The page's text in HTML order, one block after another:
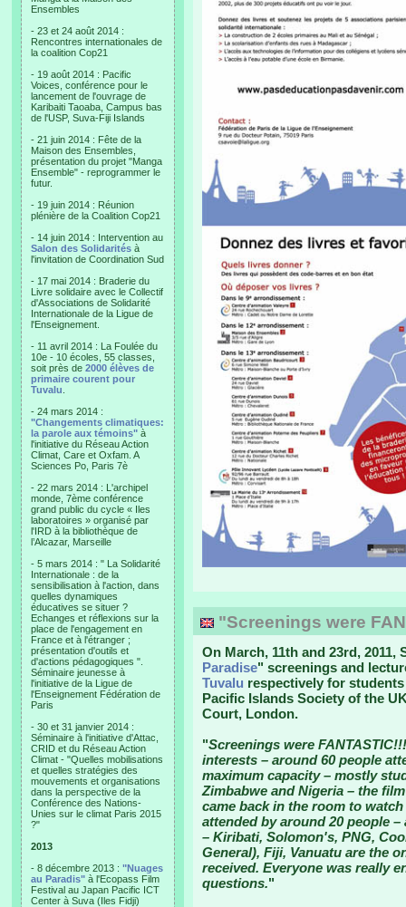
Ensembles
- 23 et 24 août 2014 :
Rencontres internationales de
la coalition Cop21
- 19 août 2014 : Pacific
Voices, conférence pour le
lancement de l'ouvrage de
Karibaiti Taoaba, Campus bas
de l'USP, Suva-Fiji Islands
- 21 juin 2014 : Fête de la
Maison des Ensembles,
présentation du projet "Manga
Ensemble" - reprogrammer le
futur.
- 19 juin 2014 : Réunion
plénière de la Coalition Cop21
- 14 juin 2014 : Intervention au
Salon des Solidarités à
l'invitation de Coordination Sud
- 17 mai 2014 : Braderie du
Livre solidaire avec le Collectif
d'Associations de Solidarité
Internationale de la Ligue de
l'Enseignement.
- 11 avril 2014 : La Foulée du
10e - 10 écoles, 55 classes,
soit près de 2000 élèves de
primaire courent pour
Tuvalu
- 24 mars 2014 :
"Changements climatiques:
la parole aux témoins" à
l'initiative du Réseau Action
Climat, Care et Oxfam. A
Sciences Po, Paris 7è
- 22 mars 2014 : L'archipel
monde, 7ème conférence
grand public du cycle « Iles
laboratoires » organisé par
l'IRD à la bibliothèque de
l’Alcazar, Marseille
- 5 mars 2014 : " La Solidarité
Internationale : de la
sensibilisation à l'action, dans
quelles dynamiques
éducatives se situer ?
Echanges et réflexions sur la
place de l'engagement en
France et à l'étranger ;
présentation d'outils et
d'actions pédagogiques ".
Séminaire jeunesse à
l'initiative de la Ligue de
l'Enseignement Fédération de
Paris
- 30 et 31 janvier 2014 :
Séminaire à l'initiative d'Attac,
CRID et du Réseau Action
Climat - "Quelles mobilisations
et quelles stratégies des
mouvements et organisations
dans la perspective de la
Conférence des Nations-
Unies sur le climat Paris 2015
?"
2013
- 8 décembre 2013 : "Nuages
au Paradis" à l'Ecopass Film
Festival au Japan Pacific ICT
Center à Suva (Iles Fidji)
"Screenings were
On March, 11th and 23rd,
Paradise" screenings and
Tuvalu respectively for
Pacific Islands Society of the
Court, London.
"Screenings were
interests – around 60 people
maximum capacity – mostly
Zimbabwe and Nigeria – the
came back in the room to
attended by around 20 people
– Kiribati, Solomon's, PNG,
General), Fiji, Vanuatu are the
received. Everyone was really
questions."